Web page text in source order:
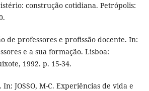
construção cotidiana. Petrópolis:
de professores e profissão docente. In:
e a sua formação. Lisboa:
1992. p. 15-34.
In: JOSSO, M-C. Experiências de vida e